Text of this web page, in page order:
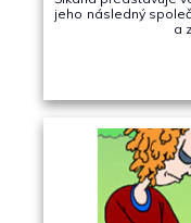
jeho následný
a